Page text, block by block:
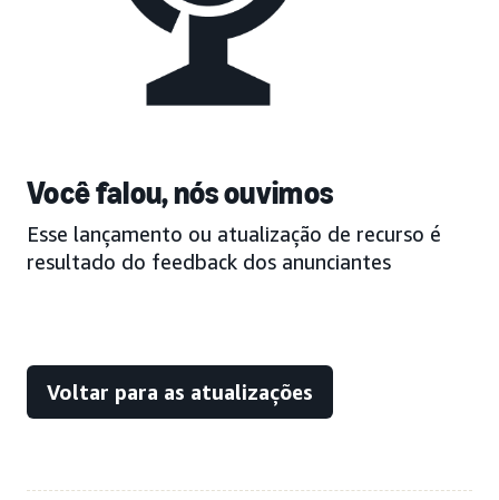
Você falou, nós ouvimos
Esse lançamento ou atualização de recurso é
resultado do feedback dos anunciantes
Voltar para as atualizações